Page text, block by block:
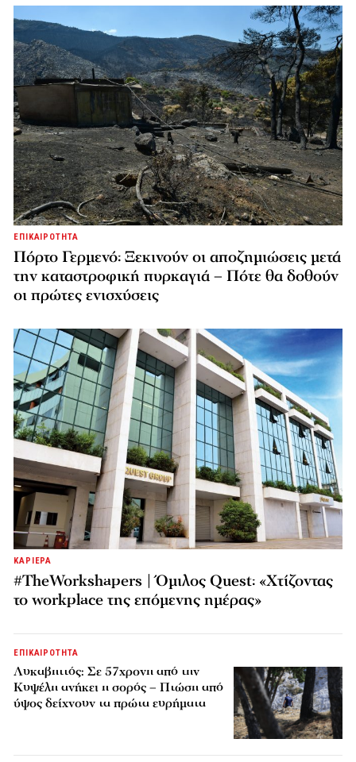
ΕΠΙΚΑΙΡΟΤΗΤΑ
Πόρτο Γερμενό: Ξεκινούν οι αποζημιώσεις μετά
την καταστροφική πυρκαγιά – Πότε θα δοθούν
οι πρώτες ενισχύσεις
ΚΑΡΙΕΡΑ
#TheWorkshapers | Όμιλος Quest: «Χτίζοντας
το workplace της επόμενης ημέρας»
ΕΠΙΚΑΙΡΟΤΗΤΑ
Λυκαβηττός: Σε 57χρονη από την
Κυψέλη ανήκει η σορός – Πτώση από
ύψος δείχνουν τα πρώτα ευρήματα